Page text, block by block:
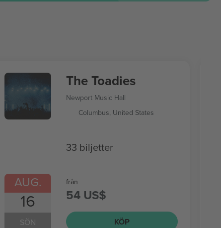
AUG.
16
SÖN
The Toadies
Newport Music Hall
Columbus, United States
33 biljetter
från
54 US$
KÖP